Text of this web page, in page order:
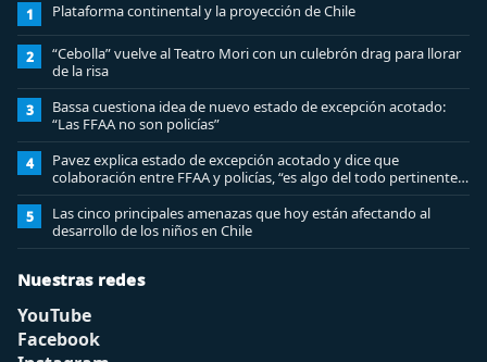
1 Plataforma continental y la proyección de Chile
2
“Cebolla” vuelve al Teatro Mori con un culebrón drag para llorar
de la risa
3
Bassa cuestiona idea de nuevo estado de excepción acotado:
“Las FFAA no son policías”
4
Pavez explica estado de excepción acotado y dice que
colaboración entre FFAA y policías, “es algo del todo pertinente
analizar”
5
Las cinco principales amenazas que hoy están afectando al
desarrollo de los niños en Chile
Nuestras redes
YouTube
Facebook